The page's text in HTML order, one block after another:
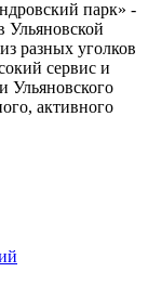
парк» -
Ульяновской
разных уголков
сервис и
Ульяновского
активного